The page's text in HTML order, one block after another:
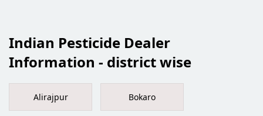
Indian Pesticide Dealer
Information - district wise
Alirajpur Bokaro